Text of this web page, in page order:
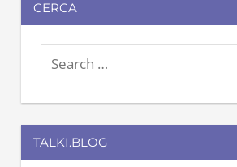
CERCA
e
a
r
c
TALKI.BLOG